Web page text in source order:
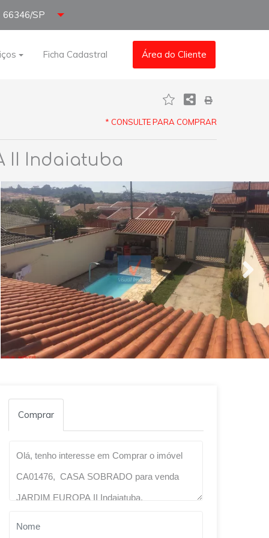
66346/SP
Ficha Cadastral Área do Cliente
* CONSULTE PARA COMPRAR
II Indaiatuba
Comprar